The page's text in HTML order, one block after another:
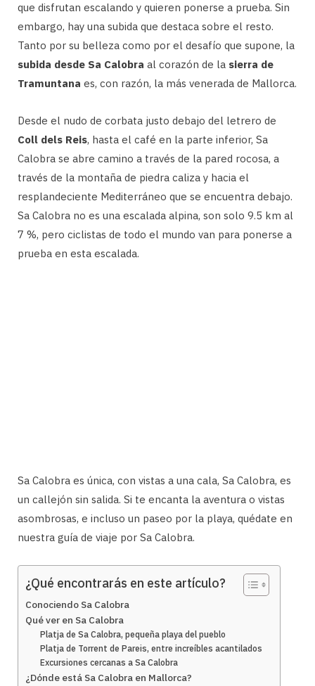
que disfrutan escalando y quieren ponerse a prueba. Sin
embargo, hay una subida que destaca sobre el resto.
Tanto por su belleza como por el desafío que supone, la
subida desde Sa Calobra al corazón de la sierra de
Tramuntana es, con razón, la más venerada de Mallorca.
Desde el nudo de corbata justo debajo del letrero de
Coll dels Reis, hasta el café en la parte inferior, Sa
Calobra se abre camino a través de la pared rocosa, a
través de la montaña de piedra caliza y hacia el
resplandeciente Mediterráneo que se encuentra debajo.
Sa Calobra no es una escalada alpina, son solo 9.5 km al
7 %, pero ciclistas de todo el mundo van para ponerse a
prueba en esta escalada.
Sa Calobra es única, con vistas a una cala, Sa Calobra, es
un callejón sin salida. Si te encanta la aventura o vistas
asombrosas, e incluso un paseo por la playa, quédate en
nuestra guía de viaje por Sa Calobra.
¿Qué encontrarás en este artículo?
Conociendo Sa Calobra
Qué ver en Sa Calobra
Platja de Sa Calobra, pequeña playa del pueblo
Platja de Torrent de Pareis, entre increíbles acantilados
Excursiones cercanas a Sa Calobra
¿Dónde está Sa Calobra en Mallorca?